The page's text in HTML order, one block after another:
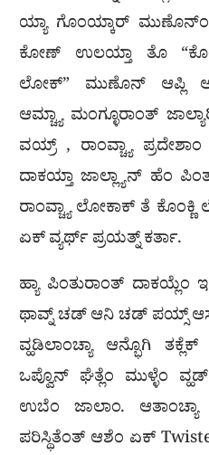
ಯ್ಯಾ ಗೊಂಯ್ಕಾರ್
ಕೋಣ್ ಉಲಯ್ತಾ ತೊ
ಲೋಕ್” ಮುಣೊನ್ ಆಪ್ಲಿ
ಆಮ್ಚ್ಯಾ ಮಂಗ್ಳೂರಾಂತ್
ವಯ್ರ್ , ರಾಂವ್ಚ್ಯಾ
ದಾಕಯ್ತಾ ಜಾಲ್ಲ್ಯಾನ್ ಹೆಂ
ರಾಂವ್ಚ್ಯಾ ಲೋಕಾಕ್ ತೆ
ಏಕ್ ವ್ಯರ್ಥ್ ಪ್ರಯತ್ನ್ ಕರ್ತಾ.
ಹ್ಯಾ ಪಿಂತುರಾಂತ್ ದಾಕಯ್ಲೆಂ
ಥಾವ್ನ್ ಚಡ್ ಆನಿ ಚಡ್ ಪಯ್ಸ್
ವ್ಹಡಿಲಾಂಚ್ಯಾ ಆನ್ಭೊಗಿ
ಒಪ್ವೊನ್ ಘೆತ್ಲೆಂ ಮುಳ್ಳೆಂ
ಉಬೆಂ ಜಾಲಾಂ. ಆತಾಂಚ್ಯಾ
ಪರಿಸ್ಥಿತೆಂತ್ ಆಶೆಂ ಏಕ್